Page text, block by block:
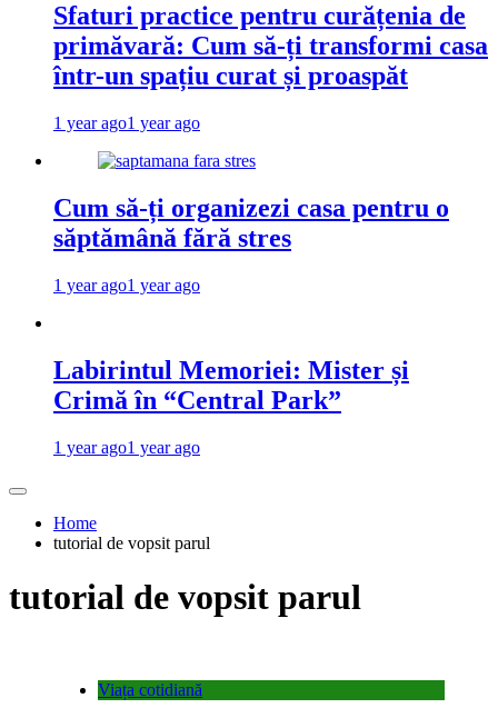
Sfaturi practice pentru curățenia de
primăvară: Cum să-ți transformi casa
într-un spațiu curat și proaspăt
1 year ago1 year ago
Cum să-ți organizezi casa pentru o
săptămână fără stres
1 year ago1 year ago
Labirintul Memoriei: Mister și
Crimă în “Central Park”
1 year ago1 year ago
Home
tutorial de vopsit parul
tutorial de vopsit parul
Viața cotidiană